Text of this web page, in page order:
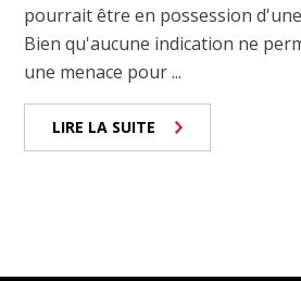
pourrait être en possession
Bien qu'aucune indication ne
une menace pour ...
LIRE LA SUITE